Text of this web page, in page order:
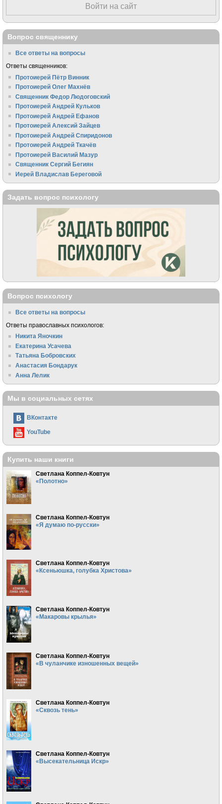
Войти на сайт
Вопрос священнику
Все ответы на вопросы
Ответы священников:
Протоиерей Пётр Винник
Протоиерей Олег Махнёв
Священник Федор Людоговский
Протоиерей Андрей Кульков
Протоиерей Андрей Ефанов
Протоиерей Алексий Зайцев
Протоиерей Андрей Спиридонов
Протоиерей Андрей Ткачёв
Протоиерей Василий Мазур
Священник Сергий Бегиян
Иерей Владислав Береговой
Задать вопрос психологу
Вопрос психологу
Все ответы на вопросы
Ответы православных психологов:
Никита Яночкин
Екатерина Усачева
Татьяна Бобровских
Анастасия Бондарук
Анна Лелик
Мы в социальных сетях
ВКонтакте
YouTube
Купить наши книги
Светлана Коппел-Ковтун
«Полотно»
Светлана Коппел-Ковтун
«Я думаю по-русски»
Светлана Коппел-Ковтун
«Ксеньюшка, голубка Христова»
Светлана Коппел-Ковтун
«Макаровы крылья»
Светлана Коппел-Ковтун
«В чуланчике изношенных вещей»
Светлана Коппел-Ковтун
«Сквозь тень»
Светлана Коппел-Ковтун
«Высекательница Искр»